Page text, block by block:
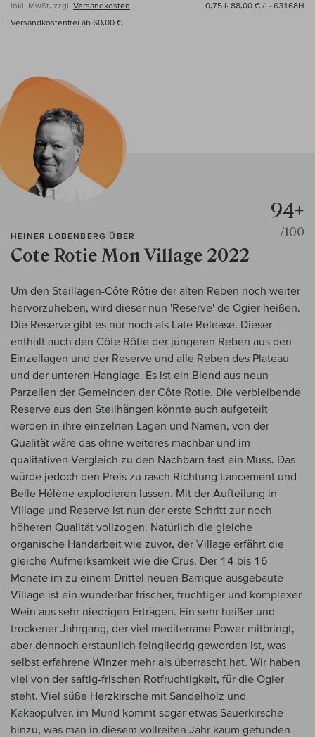
inkl. MwSt, zzgl. Versandkosten 0,75 l· 88,00 € /l · 63168H
Versandkostenfrei ab 60,00 €
HEINER LOBENBERG ÜBER:
Cote Rotie Mon Village 2022
94+
/100
Um den Steillagen-Côte Rôtie der alten Reben noch weiter
hervorzuheben, wird dieser nun 'Reserve' de Ogier heißen.
Die Reserve gibt es nur noch als Late Release. Dieser
enthält auch den Côte Rôtie der jüngeren Reben aus den
Einzellagen und der Reserve und alle Reben des Plateau
und der unteren Hanglage. Es ist ein Blend aus neun
Parzellen der Gemeinden der Côte Rotie. Die verbleibende
Reserve aus den Steilhängen könnte auch aufgeteilt
werden in ihre einzelnen Lagen und Namen, von der
Qualität wäre das ohne weiteres machbar und im
qualitativen Vergleich zu den Nachbarn fast ein Muss. Das
würde jedoch den Preis zu rasch Richtung Lancement und
Belle Hélène explodieren lassen. Mit der Aufteilung in
Village und Reserve ist nun der erste Schritt zur noch
höheren Qualität vollzogen. Natürlich die gleiche
organische Handarbeit wie zuvor, der Village erfährt die
gleiche Aufmerksamkeit wie die Crus. Der 14 bis 16
Monate im zu einem Drittel neuen Barrique ausgebaute
Village ist ein wunderbar frischer, fruchtiger und komplexer
Wein aus sehr niedrigen Erträgen. Ein sehr heißer und
trockener Jahrgang, der viel mediterrane Power mitbringt,
aber dennoch erstaunlich feingliedrig geworden ist, was
selbst erfahrene Winzer mehr als überrascht hat. Wir haben
viel von der saftig-frischen Rotfruchtigkeit, für die Ogier
steht. Viel süße Herzkirsche mit Sandelholz und
Kakaopulver, im Mund kommt sogar etwas Sauerkirsche
hinzu, was man in diesem vollreifen Jahr kaum gefunden